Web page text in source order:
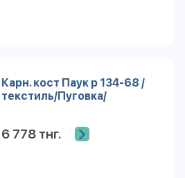
Карн. кост Паук р 134-68 /
текстиль/Пуговка/
6 778 тнг.